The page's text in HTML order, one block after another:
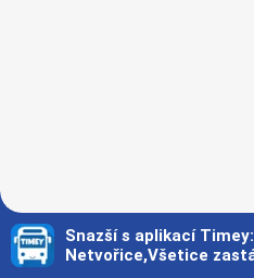
Snazší s aplikací Timey: